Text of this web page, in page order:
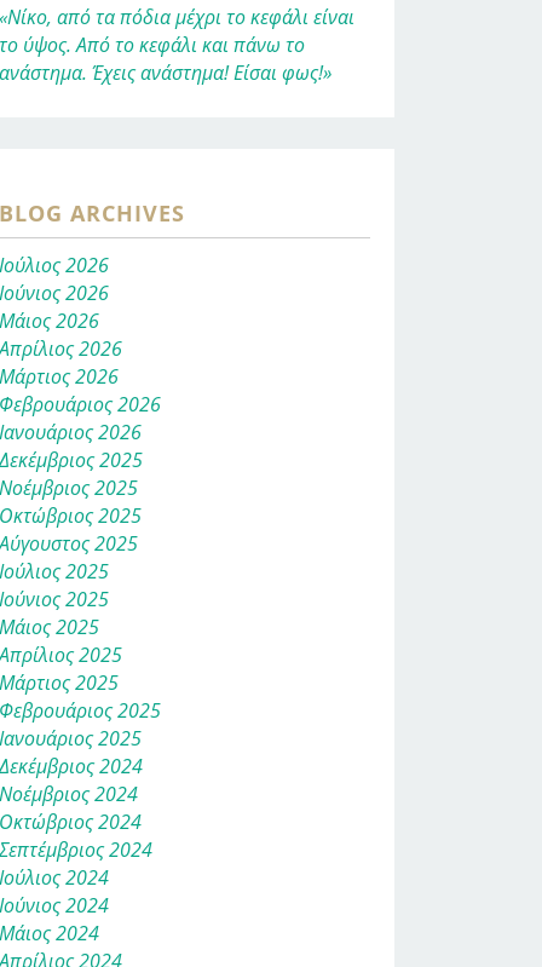
«Νίκο, από τα πόδια μέχρι το κεφάλι είναι
το ύψος. Από το κεφάλι και πάνω το
ανάστημα. Έχεις ανάστημα! Είσαι φως!»
BLOG ARCHIVES
Ιούλιος 2026
Ιούνιος 2026
Μάιος 2026
Απρίλιος 2026
Μάρτιος 2026
Φεβρουάριος 2026
Ιανουάριος 2026
Δεκέμβριος 2025
Νοέμβριος 2025
Οκτώβριος 2025
Αύγουστος 2025
Ιούλιος 2025
Ιούνιος 2025
Μάιος 2025
Απρίλιος 2025
Μάρτιος 2025
Φεβρουάριος 2025
Ιανουάριος 2025
Δεκέμβριος 2024
Νοέμβριος 2024
Οκτώβριος 2024
Σεπτέμβριος 2024
Ιούλιος 2024
Ιούνιος 2024
Μάιος 2024
Απρίλιος 2024